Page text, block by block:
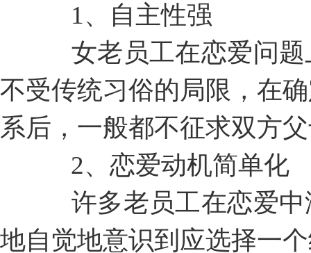
1、自主性强
女老员工在恋爱问题
不受传统习俗的局限，在
系后，一般都不征求双方
2、恋爱动机简单化
许多老员工在恋爱中
地自觉地意识到应选择一